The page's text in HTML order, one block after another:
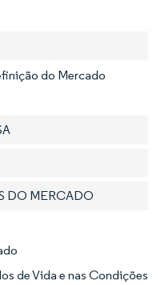
do Mercado
DO MERCADO
de Vida e nas Condições